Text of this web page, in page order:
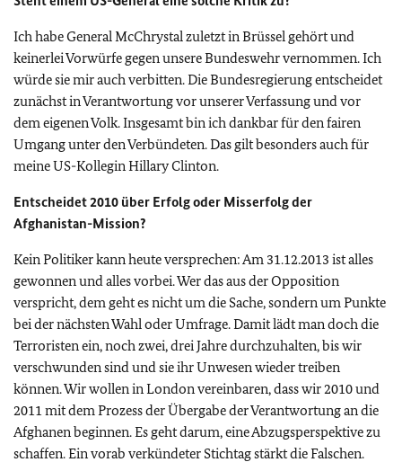
Ich habe General McChrystal zuletzt in Brüssel gehört und
keinerlei Vorwürfe gegen unsere Bundeswehr vernommen. Ich
würde sie mir auch verbitten. Die Bundesregierung entscheidet
zunächst in Verantwortung vor unserer Verfassung und vor
dem eigenen Volk. Insgesamt bin ich dankbar für den fairen
Umgang unter den Verbündeten. Das gilt besonders auch für
meine US-Kollegin Hillary Clinton.
Entscheidet 2010 über Erfolg oder Misserfolg der
Afghanistan-Mission?
Kein Politiker kann heute versprechen: Am 31.12.2013 ist alles
gewonnen und alles vorbei. Wer das aus der Opposition
verspricht, dem geht es nicht um die Sache, sondern um Punkte
bei der nächsten Wahl oder Umfrage. Damit lädt man doch die
Terroristen ein, noch zwei, drei Jahre durchzuhalten, bis wir
verschwunden sind und sie ihr Unwesen wieder treiben
können. Wir wollen in London vereinbaren, dass wir 2010 und
2011 mit dem Prozess der Übergabe der Verantwortung an die
Afghanen beginnen. Es geht darum, eine Abzugsperspektive zu
schaffen. Ein vorab verkündeter Stichtag stärkt die Falschen.